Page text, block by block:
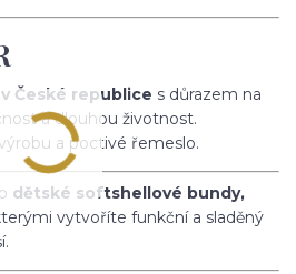
České republice s důrazem na
a dlouhou životnost.
a poctivé řemeslo.
dětské softshellové bundy,
vytvoříte funkční a sladěný